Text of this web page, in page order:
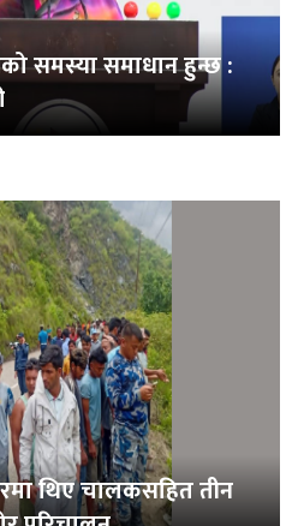
समस्या समाधान हुन्छ :
थिए चालकसहित तीन